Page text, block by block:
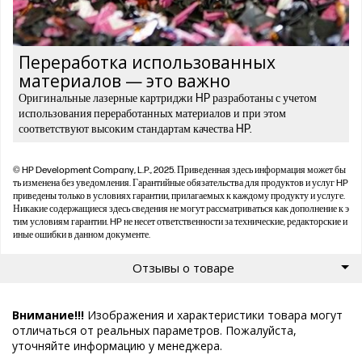
Переработка использованных
материалов — это важно
Оригинальные лазерные картриджи HP разработаны с учетом
использования переработанных материалов и при этом
соответствуют высоким стандартам качества HP.
© HP Development Company, L.P., 2025. Приведенная здесь информация может бы
ть изменена без уведомления. Гарантийные обязательства для продуктов и услуг HP
приведены только в условиях гарантии, прилагаемых к каждому продукту и услуге.
Никакие содержащиеся здесь сведения не могут рассматриваться как дополнение к э
тим условиям гарантии. HP не несет ответственности за технические, редакторские и
иные ошибки в данном документе.
Отзывы о товаре
Внимание!!! Изображения и характеристики товара могут
отличаться от реальных параметров. Пожалуйста,
уточняйте информацию у менеджера.